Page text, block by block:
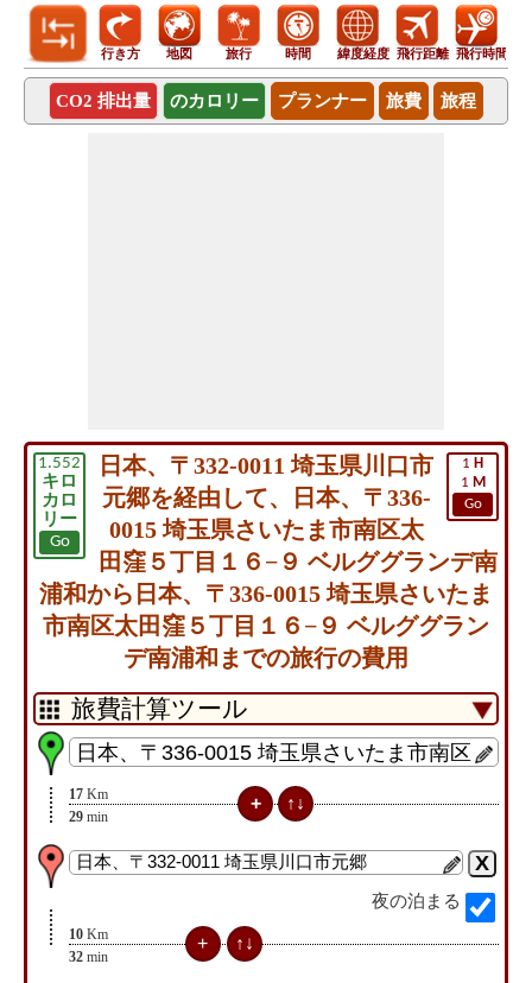
行き方 地図 旅行 時間 緯度経度 飛行距離 飛行時間
CO2 排出量 のカロリー プランナー 旅費 旅程
1.552
キロ
カロ
リー
Go
1 H
1 M
Go
日本、〒332-0011 埼玉県川口市
元郷を経由して、日本、〒336-
0015 埼玉県さいたま市南区太
田窪５丁目１６−９ ベルググランデ南
浦和から日本、〒336-0015 埼玉県さいたま
市南区太田窪５丁目１６−９ ベルググラン
デ南浦和までの旅行の費用
17 Km
29 min
夜の泊まる
10 Km
32 min